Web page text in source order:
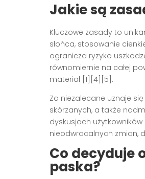
Jakie są
Kluczowe zasady to
słońca, stosowanie
ogranicza ryzyko
równomiernie na całej
materiał [1][4][5].
Za niezalecane uznaje
skórzanych, a także
dyskusjach
nieodwracalnych zmian,
Co decyduje
paska?